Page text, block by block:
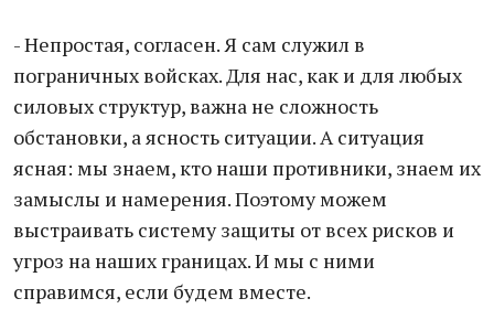
- Непростая, согласен. Я сам служил в
пограничных войсках. Для нас, как и для любых
силовых структур, важна не сложность
обстановки, а ясность ситуации. А ситуация
ясная: мы знаем, кто наши противники, знаем их
замыслы и намерения. Поэтому можем
выстраивать систему защиты от всех рисков и
угроз на наших границах. И мы с ними
справимся, если будем вместе.